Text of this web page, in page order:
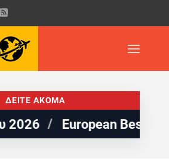
ΔΕΙΤΕ ΑΚΟΜΑ
European Best